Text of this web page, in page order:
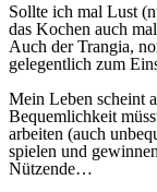
Sollte ich mal Lust
das Kochen auch
Auch der Trangia,
gelegentlich zum
Mein Leben scheint
Bequemlichkeit
arbeiten (auch
spielen und
Nützende…